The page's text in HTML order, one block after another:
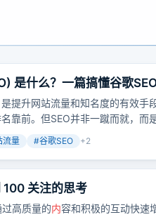
是什么？一篇搞懂谷歌
提升网站流量和知名度的有效手
靠前。但SEO并非一蹴而就，而
流量 #谷歌SEO +2
100 关注的思考
高质量的内容和积极的互动快速